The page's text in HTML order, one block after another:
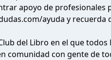
apoyo de
ayuda y recuerda
del Libro en el que
comunidad con gente de